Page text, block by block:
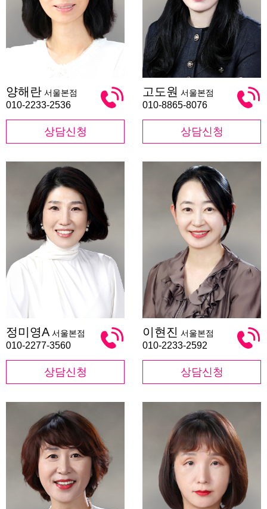
해
란
양해란 서울본점
010-2233-2536
상담신청
도
원
고도원 서울본점
010-8865-8076
상담신청
미
영
정미영A 서울본점
010-2277-3560
상담신청
현
진
이현진 서울본점
010-2233-2592
상담신청